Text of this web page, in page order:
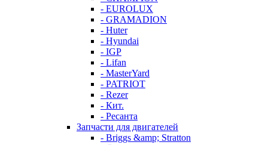
- EUROLUX
- GRAMADION
- Huter
- Hyundai
- IGP
- Lifan
- MasterYard
- PATRIOT
- Rezer
- Кит.
- Ресанта
Запчасти для двигателей
- Briggs &amp; Stratton